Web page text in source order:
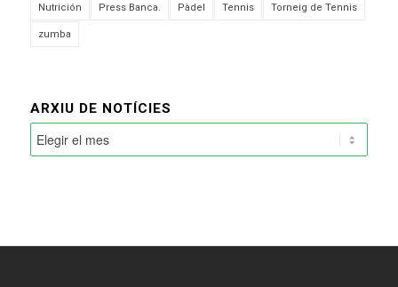
Nutrición Press Banca. Pàdel Tennis Torneig de Tennis
zumba
ARXIU DE NOTÍCIES